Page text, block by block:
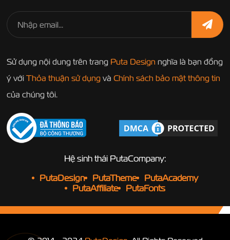
Sử dụng nội dung trên trang Puta Design nghĩa là bạn đồng
ý với Thỏa thuận sử dụngvà Chính sách bảo mật thông tin
của chúng tôi.
Hệ sinh thái PutaCompany:
PutaDesign
PutaTheme
PutaAcademy
PutaAffiliate
PutaFonts